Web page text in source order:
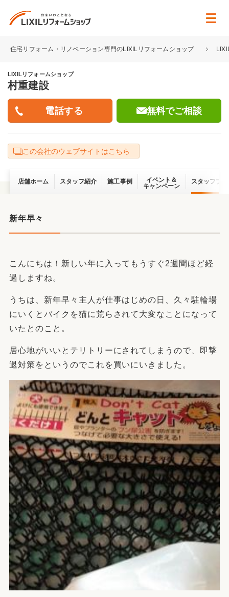
住宅リフォーム・リノベーション専門のLIXILリフォームショップ
LIXILリフォームショップ
村重建設
無料でご相談
この会社のウェブサイトはこちら
店舗ホーム スタッフ紹介 施工事例
イベント＆
キャンペーン
スタッフブ
新年早々
こんにちは！新しい年に入ってもうすぐ2週間ほど経
過しますね。
うちは、新年早々主人が仕事はじめの日、久々駐輪場
にいくとバイクを猫に荒らされて大変なことになって
いたとのこと。
居心地がいいとテリトリーにされてしまうので、即撃
退対策をというのでこれを買いにいきました。